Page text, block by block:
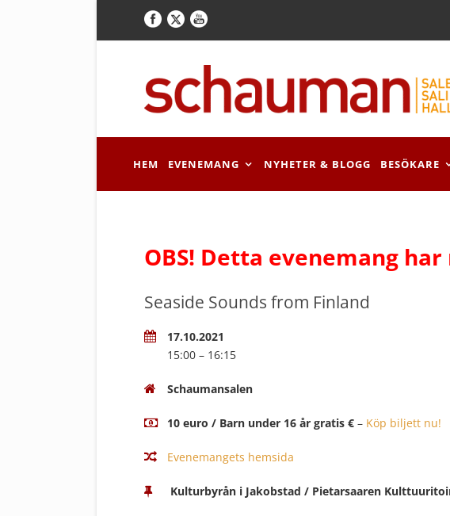
HEM EVENEMANG NYHETER & BLOGG BESÖKARE
OBS! Detta evenemang
Seaside Sounds from Finland
17.10.2021
15:00 – 16:15
Schaumansalen
10 euro / Barn under 16 år gratis € – Köp biljett nu!
Evenemangets hemsida
Kulturbyrån i Jakobstad / Pietarsaaren